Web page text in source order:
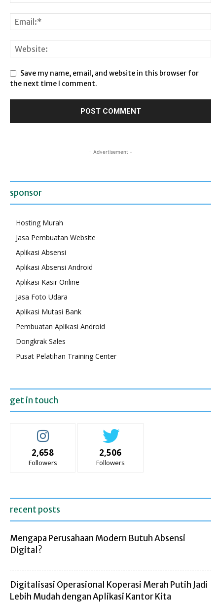
Save my name, email, and website in this browser for
the next time I comment.
- Advertisement -
sponsor
Hosting Murah
Jasa Pembuatan Website
Aplikasi Absensi
Aplikasi Absensi Android
Aplikasi Kasir Online
Jasa Foto Udara
Aplikasi Mutasi Bank
Pembuatan Aplikasi Android
Dongkrak Sales
Pusat Pelatihan Training Center
get in touch
2,658
Followers
2,506
Followers
recent posts
Mengapa Perusahaan Modern Butuh Absensi
Digital?
Digitalisasi Operasional Koperasi Merah Putih Jadi
Lebih Mudah dengan Aplikasi Kantor Kita